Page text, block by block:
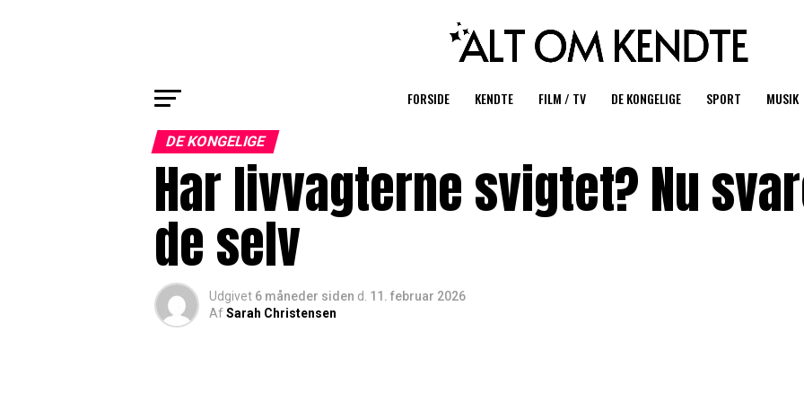
FORSIDE KENDTE FILM / TV DE KONGELIGE SPORT MUSIK
DE KONGELIGE
Har livvagterne svigtet? Nu
de selv
Udgivet 6 måneder siden d. 11. februar 2026
AfSarah Christensen